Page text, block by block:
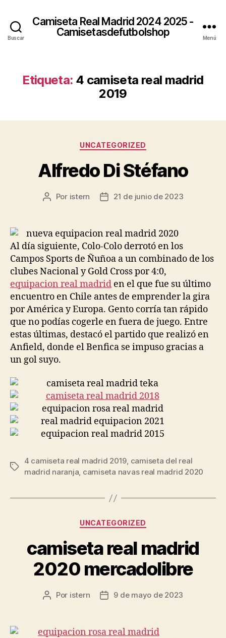
Buscar
Camiseta Real Madrid 2024 2025 -
Camisetasdefutbolshop
Menú
Etiqueta: 4 camiseta real madrid
2019
Categorías
UNCATEGORIZED
Alfredo Di Stéfano
Autor
entrada
Por istern
Fecha
entrada
21 de junio de 2023
Al día siguiente, Colo-Colo derrotó en los
Campos Sports de Ñuñoa a un combinado de los
clubes Nacional y Gold Cross por 4:0,
equipacion real madrid en el que fue su último
encuentro en Chile antes de emprender la gira
por América y Europa. Gento corría tan rápido
que no podías cogerle en fuera de juego. Entre
estas últimas, destacó el partido que realizó en
Anfield, donde el Benfica se impuso gracias a
un gol suyo.
Etiquetas
4 camiseta real madrid 2019, camiseta del real
madrid naranja, camiseta navas real madrid 2020
Categorías
UNCATEGORIZED
camiseta real madrid
2020 mercadolibre
Autor
entrada
Por istern
Fecha
entrada
9 de mayo de 2023